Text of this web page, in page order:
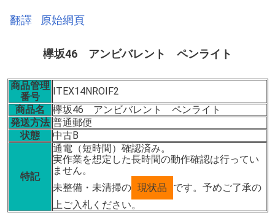
翻譯 原始網頁
欅坂46 アンビバレント ペンライト
商品管理
番号
ITEX14NROIF2
商品名
欅坂46 アンビバレント ペンライト
発送方法 普通郵便
状態
中古B
特記
通電（短時間）確認済み。
実作業を想定した長時間の動作確認は行ってい
ません。
未整備・未清掃の 現状品
です。予めご了承の
上ご入札ください。